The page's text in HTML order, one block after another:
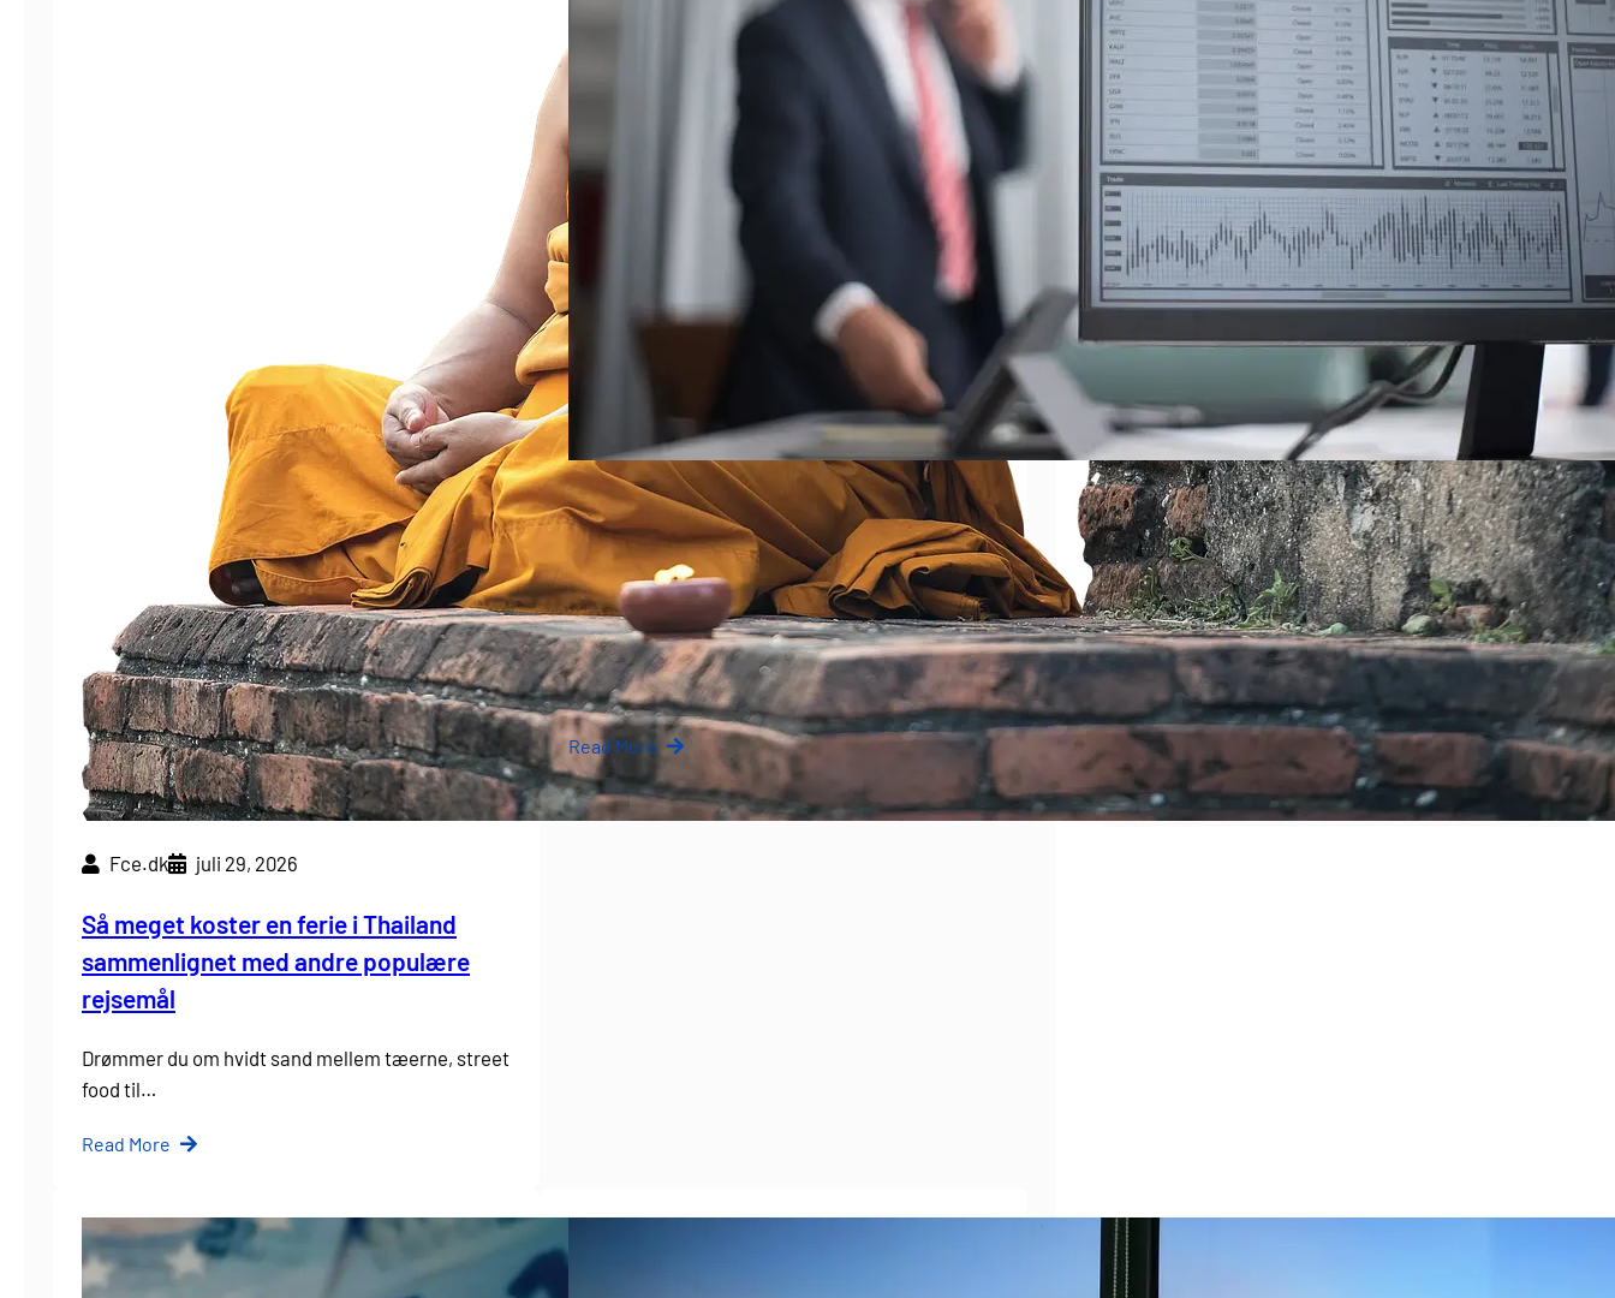
Fce.dk juli 29, 2026
Så meget koster en ferie i Thailand
sammenlignet med andre populære
rejsemål
Drømmer du om hvidt sand mellem tæerne, street
food til…
Read More
Fce.dk juli 13, 2026
Fritid, tal og temperament:
Risikoforståelse i en digital tidsalder
Uanset om man følger de globale finansmarkeder
fra sit skrivebord…
Read More
Sådan spejler in-game
valuta måden rigtige penge
fungerer på
Den voksende betydning af
finansiel viden i en digital
økonomi
Hvordan digitale
låneplatforme ændrer
danskernes lånevaner
Categories
Aktier og Fonde
Alle artikler
Anden investering
Lær om investering
Privatøkonomi
Tags